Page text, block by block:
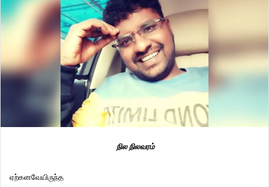
நில நிலவரம்
ஏற்கனவேயிருந்த